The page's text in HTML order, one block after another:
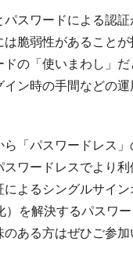
スワードによる認
脆弱性があること
の「使いまわし」だ
ン時の手間などの
「パスワードレス
ワードレスでより
よるシングルサイ
を解決するパスワー
ある方はぜひご参加